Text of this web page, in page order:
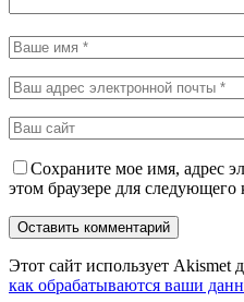
Сохраните мое имя, адрес
этом браузере для следующего
Этот сайт использует Akismet
как обрабатываются ваши